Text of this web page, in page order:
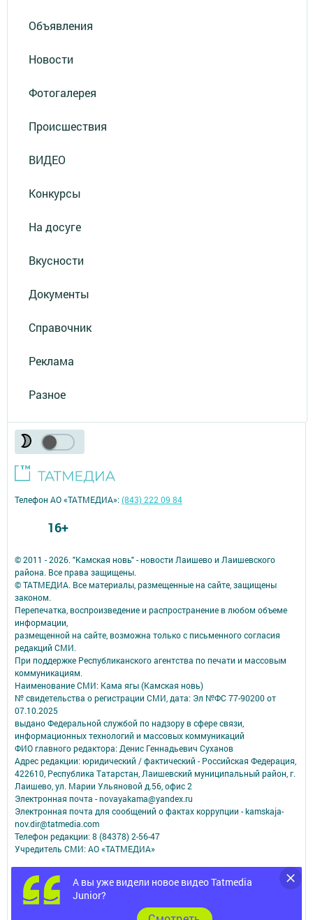
Объявления
Новости
Фотогалерея
Происшествия
ВИДЕО
Конкурсы
На досуге
Вкусности
Документы
Справочник
Реклама
Разное
А вы уже видели новое видео Tatmedia
Junior?
© 2011 - 2026. "Камская новь" - новости Лаишево и Лаишевского
района. Все права защищены.
© ТАТМЕДИА. Все материалы, размещенные на сайте, защищены
законом.
Перепечатка, воспроизведение и распространение в любом объеме
информации,
размещенной на сайте, возможна только с письменного согласия
редакций СМИ.
При поддержке Республиканского агентства по печати и массовым
коммуникациям.
Наименование СМИ: Кама ягы (Камская новь)
№ свидетельства о регистрации СМИ, дата: Эл №ФC 77-90200 от
07.10.2025
выдано Федеральной службой по надзору в сфере связи,
информационных технологий и массовых коммуникаций
ФИО главного редактора: Денис Геннадьевич Суханов
Адрес редакции: юридический / фактический - Российская Федерация,
422610, Республика Татарстан, Лаишевский муниципальный район, г.
Лаишево, ул. Марии Ульяновой д.56, офис 2
Электронная почта - novayakama@yandex.ru
Электронная почта для сообщений о фактах коррупции - kamskaja-
nov.dir@tatmedia.com
Телефон редакции: 8 (84378) 2-56-47
Учредитель СМИ: АО «ТАТМЕДИА»
Антикоррупционная политика
АО «ТАТМЕДИА» использует «cookie»для персонализации сервисов и
удобства пользователей сайтом.
Использование «cookie» можно отменить в настройках браузера.
Телефон АО «ТАТМЕДИА»:(843) 222 09 84
16+